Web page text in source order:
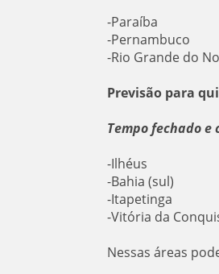
-Paraíba
-Pernambuco
-Rio Grande do
Previsão para
Tempo fechado e
-Ilhéus
-Bahia (sul)
-Itapetinga
-Vitória da
Nessas áreas